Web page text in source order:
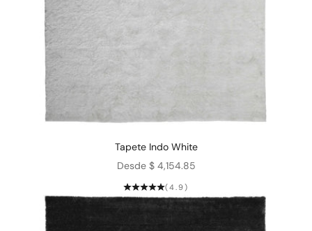
Tapete Indo White
Precio de oferta
Desde $ 4,154.85
(4.9)